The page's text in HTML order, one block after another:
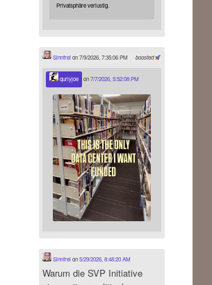
Privatsphäre verlustig.
boosted
Sinnfreion 7/9/2026, 7:35:06 PM
qurlyjoe on7/7/2026, 5:52:08 PM
Sinnfreion5/29/2026, 8:48:20 AM
Warum die SVP Initiative